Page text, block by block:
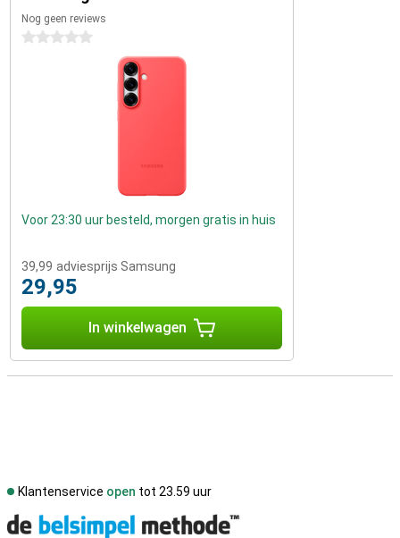
Nog geen reviews
0 sterren
Voor 23:30 uur besteld, morgen gratis in huis
39,99 adviesprijs Samsung
29,95
In winkelwagen
Klantenservice open tot 23.59 uur